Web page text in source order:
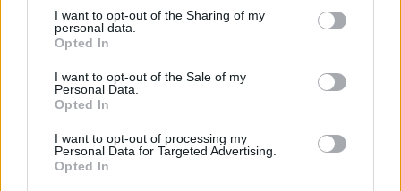
I want to opt-out of the Sharing of my
personal data.
Opted In
I want to opt-out of the Sale of my
Personal Data.
Opted In
I want to opt-out of processing my
Personal Data for Targeted Advertising.
Opted In
Ο Βαγγέλης Μπουρνούς στον ραδιοφωνικό
σταθμό 9,84 με τον Γιώργο Αποστολίδη
ΡΑΦΗΝΑ - ΠΙΚΕΡΜΙ 28 Ιουνίου, 2023
Μια πολύ ενδιαφέρουσα συνέντευξη του Βαγγέλη